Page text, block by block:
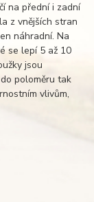
na přední i zadní
z vnějších stran
náhradní. Na
se lepí 5 až 10
jsou
poloměru tak
vlivům,